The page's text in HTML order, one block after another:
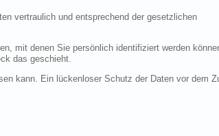
vertraulich und entsprechend der gesetzlichen
mit denen Sie persönlich identifiziert werden
das geschieht.
kann. Ein lückenloser Schutz der Daten vor dem